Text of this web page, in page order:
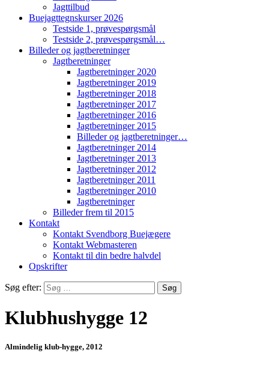
Jagttilbud
Buejagttegnskurser 2026
Testside 1, prøvespørgsmål
Testside 2, prøvespørgsmål…
Billeder og jagtberetninger
Jagtberetninger
Jagtberetninger 2020
Jagtberetninger 2019
Jagtberetninger 2018
Jagtberetninger 2017
Jagtberetninger 2016
Jagtberetninger 2015
Billeder og jagtberetninger…
Jagtberetninger 2014
Jagtberetninger 2013
Jagtberetninger 2012
Jagtberetninger 2011
Jagtberetninger 2010
Jagtberetninger
Billeder frem til 2015
Kontakt
Kontakt Svendborg Buejægere
Kontakt Webmasteren
Kontakt til din bedre halvdel
Opskrifter
Søg efter:
Klubhushygge 12
Almindelig klub-hygge, 2012